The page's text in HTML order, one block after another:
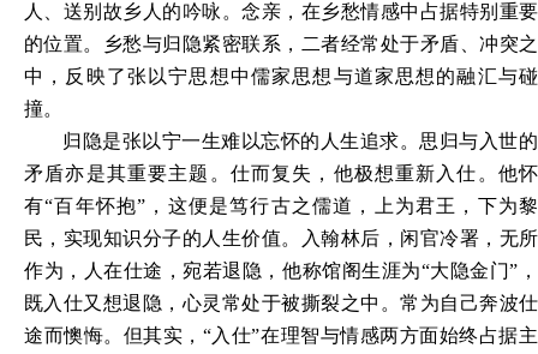
人、送别故乡人的吟咏。念亲，在乡愁情感中占据特别重要
的位置。乡愁与归隐紧密联系，二者经常处于矛盾、冲突之
中，反映了张以宁思想中儒家思想与道家思想的融汇与碰
撞。
归隐是张以宁一生难以忘怀的人生追求。思归与入世的
矛盾亦是其重要主题。仕而复失，他极想重新入仕。他怀
有“百年怀抱”，这便是笃行古之儒道，上为君王，下为黎
民，实现知识分子的人生价值。入翰林后，闲官冷署，无所
作为，人在仕途，宛若退隐，他称馆阁生涯为“大隐金门”，
既入仕又想退隐，心灵常处于被撕裂之中。常为自己奔波仕
途而懊悔。但其实，“入仕”在理智与情感两方面始终占据主